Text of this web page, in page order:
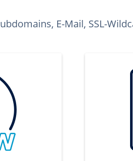
E-Mail, SSL-